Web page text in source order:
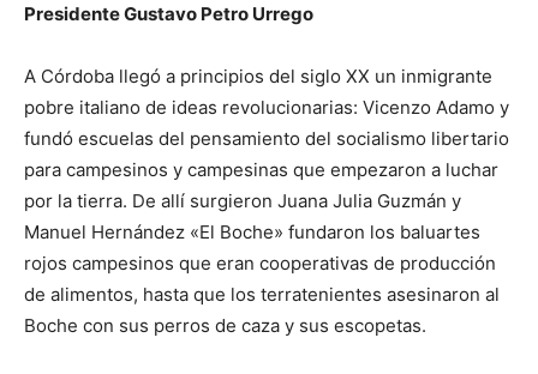
Presidente Gustavo Petro Urrego
A Córdoba llegó a principios del siglo XX un inmigrante
pobre italiano de ideas revolucionarias: Vicenzo Adamo y
fundó escuelas del pensamiento del socialismo libertario
para campesinos y campesinas que empezaron a luchar
por la tierra. De allí surgieron Juana Julia Guzmán y
Manuel Hernández «El Boche» fundaron los baluartes
rojos campesinos que eran cooperativas de producción
de alimentos, hasta que los terratenientes asesinaron al
Boche con sus perros de caza y sus escopetas.